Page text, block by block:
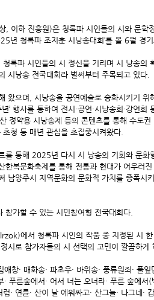
이하 진흥원)은 청록파 시인들의 시와 문학
년 청록파 조지훈 시낭송대회’를 올 6월 경
록파 시인들의 시 정신을 기리며 시 낭송의
시낭송 전국대회라 벌써부터 주목되고 있다.
왔으며, 시낭송을 공연예술로 승화시키기 위
행사를 통하여 전시·공연·시낭송회·강연회
정약용 시낭송제 등의 콘텐츠를 통해 수도
청 등 매년 관심을 초집중시켜왔다.
통해 2025년 다시 시 낭송의 기회와 문화
복문화축제를 통해 전통과 현대가 어우러
남양주시 지역문화의 문화적 가치를 증폭시
가할 수 있는 시민참여형 전국대회다.
에서 청록파 시인의 작품 중 지정된 시 한
시로 참가자들의 시 선택의 고민이 깔끔하게
창· 매화송· 파초우· 바위송· 풍류원죄· 풀
푸른숲에서· 어서 너는 오너라· 푸른 숲에서
· 연륜· 산이 날 에워싸고· 산그늘· 나그네·